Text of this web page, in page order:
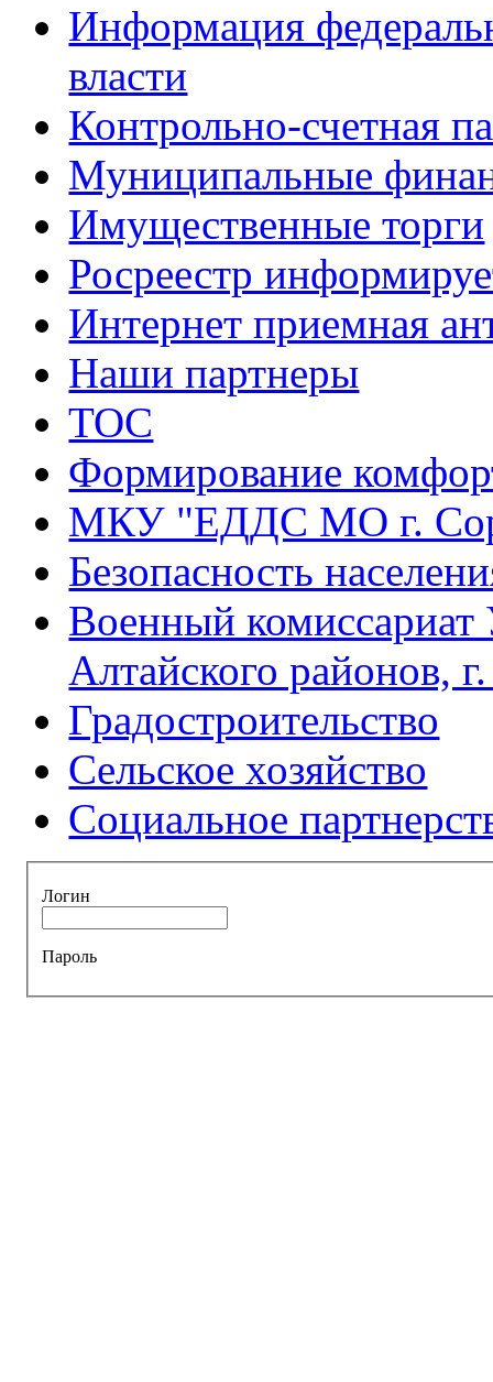
Информация
власти
Контрольно-счетная
Муниципальные
Имущественные торги
Росреестр
Интернет приемная
Наши партнеры
ТОС
Формирование
МКУ "ЕДДС МО г.
Безопасность
Военный комиссариат
Алтайского районов,
Градостроительство
Сельское хозяйство
Социальное
Логин
Пароль